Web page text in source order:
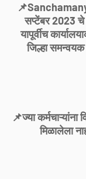
सप्टेंबर 2023 चे
यापूर्वीच
जिल्हा
📌ज्या
मिळालेला